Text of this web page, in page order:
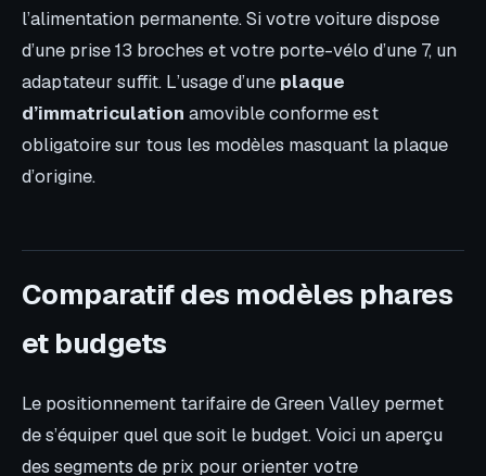
l’alimentation permanente. Si votre voiture dispose
d’une prise 13 broches et votre porte-vélo d’une 7, un
adaptateur suffit. L’usage d’une plaque
d’immatriculation amovible conforme est
obligatoire sur tous les modèles masquant la plaque
d’origine.
Comparatif des modèles phares
et budgets
Le positionnement tarifaire de Green Valley permet
de s’équiper quel que soit le budget. Voici un aperçu
des segments de prix pour orienter votre